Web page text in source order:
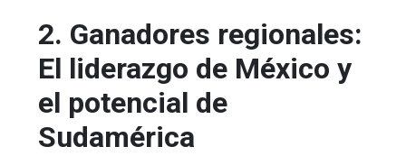
2. Ganadores regionales:
El liderazgo de México y
el potencial de
Sudamérica